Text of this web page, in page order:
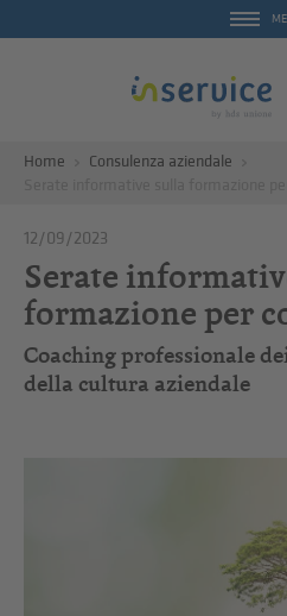
Home
Consulenza aziendale
12/09/2023
Serate
formazione per
Coaching professionale
della cultura aziendale